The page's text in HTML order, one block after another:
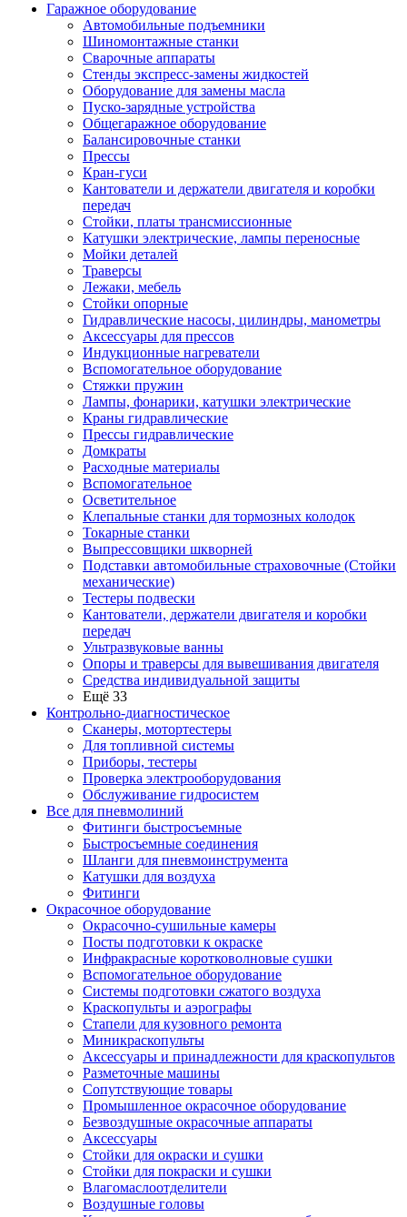
Гаражное оборудование
Автомобильные подъемники
Шиномонтажные станки
Сварочные аппараты
Стенды экспресс-замены жидкостей
Оборудование для замены масла
Пуско-зарядные устройства
Общегаражное оборудование
Балансировочные станки
Прессы
Кран-гуси
Кантователи и держатели двигателя и коробки
передач
Стойки, платы трансмиссионные
Катушки электрические, лампы переносные
Мойки деталей
Траверсы
Лежаки, мебель
Стойки опорные
Гидравлические насосы, цилиндры, манометры
Аксессуары для прессов
Индукционные нагреватели
Вспомогательное оборудование
Стяжки пружин
Лампы, фонарики, катушки электрические
Краны гидравлические
Прессы гидравлические
Домкраты
Расходные материалы
Вспомогательное
Осветительное
Клепальные станки для тормозных колодок
Токарные станки
Выпрессовщики шкворней
Подставки автомобильные страховочные (Стойки
механические)
Тестеры подвески
Кантователи, держатели двигателя и коробки
передач
Ультразвуковые ванны
Опоры и траверсы для вывешивания двигателя
Средства индивидуальной защиты
Ещё 33
Контрольно-диагностическое
Сканеры, мотортестеры
Для топливной системы
Приборы, тестеры
Проверка электрооборудования
Обслуживание гидросистем
Все для пневмолиний
Фитинги быстросъемные
Быстросъемные соединения
Шланги для пневмоинструмента
Катушки для воздуха
Фитинги
Окрасочное оборудование
Окрасочно-сушильные камеры
Посты подготовки к окраске
Инфракрасные коротковолновые сушки
Вспомогательное оборудование
Системы подготовки сжатого воздуха
Краскопульты и аэрографы
Стапели для кузовного ремонта
Миникраскопульты
Аксессуары и принадлежности для краскопультов
Разметочные машины
Сопутствующие товары
Промышленное окрасочное оборудование
Безвоздушные окрасочные аппараты
Аксессуары
Стойки для окраски и сушки
Стойки для покраски и сушки
Влагомаслоотделители
Воздушные головы